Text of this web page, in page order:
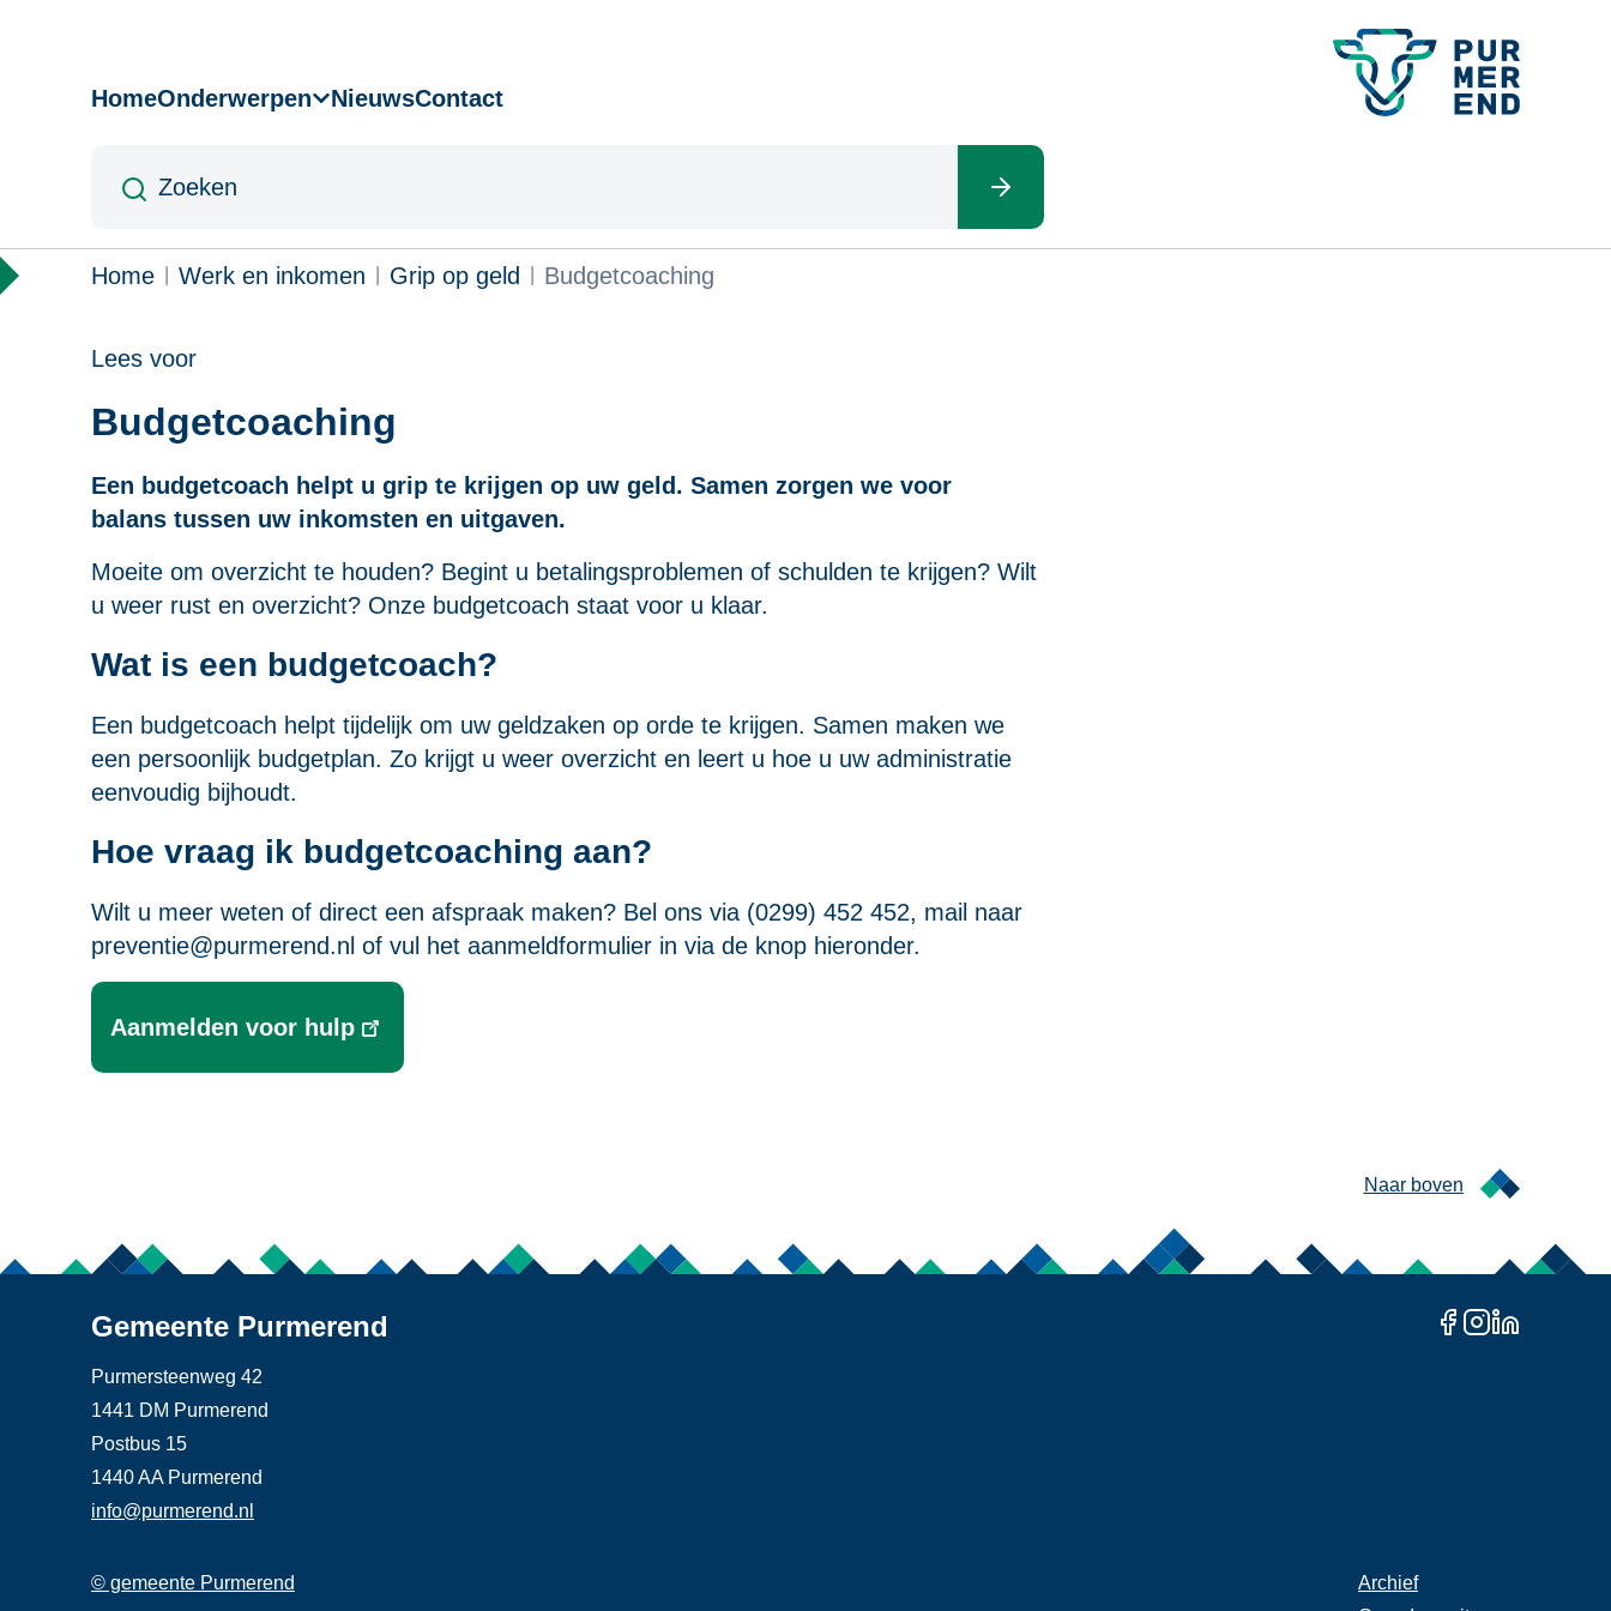
Hoofdnavigatie
HomeOnderwerpen NieuwsContact
Kruimelpad
Home Werk en inkomen Grip op geld Budgetcoaching
Lees voor
Budgetcoaching
Een budgetcoach helpt u grip te krijgen op uw geld. Samen zorgen we voor
balans tussen uw inkomsten en uitgaven.
Moeite om overzicht te houden? Begint u betalingsproblemen of schulden te krijgen? Wilt
u weer rust en overzicht? Onze budgetcoach staat voor u klaar.
Wat is een budgetcoach?
Een budgetcoach helpt tijdelijk om uw geldzaken op orde te krijgen. Samen maken we
een persoonlijk budgetplan. Zo krijgt u weer overzicht en leert u hoe u uw administratie
eenvoudig bijhoudt.
Hoe vraag ik budgetcoaching aan?
Wilt u meer weten of direct een afspraak maken? Bel ons via (0299) 452 452, mail naar
preventie@purmerend.nl of vul het aanmeldformulier in via de knop hieronder.
Aanmelden voor hulp
Naar boven
Gemeente Purmerend
Purmersteenweg 42
1441 DM Purmerend
Postbus 15
1440 AA Purmerend
info@purmerend.nl
Linker
© gemeente Purmerend
Rechter
Archief